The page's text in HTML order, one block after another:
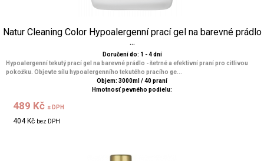
Natur Cleaning Color Hypoalergenní prací gel na barevné prádlo
...
Doručení do: 1 - 4 dní
Hypoalergenní tekutý prací gel na barevné prádlo - šetrné a efektivní praní pro citlivou
pokožku. Objevte sílu hypoalergenního tekutého pracího ge...
Objem: 3000ml / 40 praní
Hmotnosť pevného podielu:
489 Kč s DPH
404 Kč bez DPH